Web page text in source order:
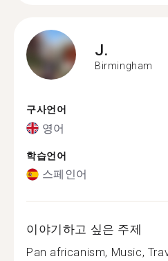
J.
Birmingham
구사언어
영어
학습언어
스페인어
이야기하고 싶은 주제
Pan africanism, Music,